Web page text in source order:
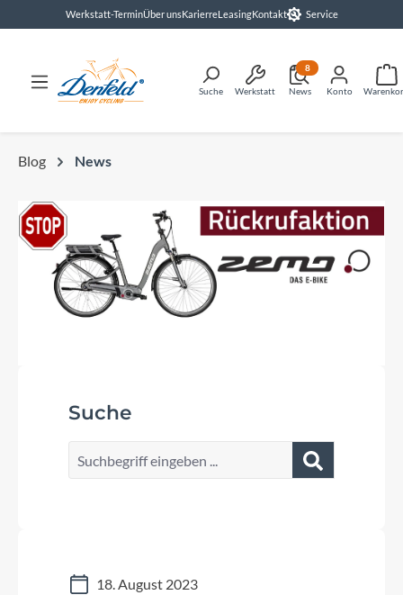
springenWerkstatt-TerminÜber unsKarierreLeasingKontakt Service
Suche Werkstatt News
8
Konto
Blog News
Suche
18. August 2023